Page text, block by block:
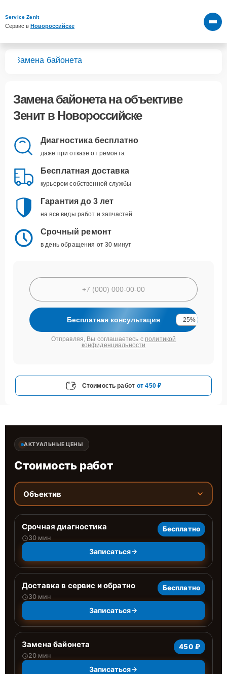
Service Zenit
Сервис в Новороссийске
Замена байонета
Замена байонетана объективе
Зенит в Новороссийске
Диагностика бесплатно
даже при отказе от ремонта
Бесплатная доставка
курьером собственной службы
Гарантия до 3 лет
на все виды работ и запчастей
Срочный ремонт
в день обращения от 30 минут
Бесплатная консультация -25%
Отправляя, Вы соглашаетесь с политикой
конфиденциальности
Стоимость работ от 450 ₽
АКТУАЛЬНЫЕ ЦЕНЫ
Стоимость работ
Объектив
Срочная диагностика
30 мин
Бесплатно
Записаться
Доставка в сервис и обратно
30 мин
Бесплатно
Записаться
Замена байонета
20 мин
450 ₽
Записаться